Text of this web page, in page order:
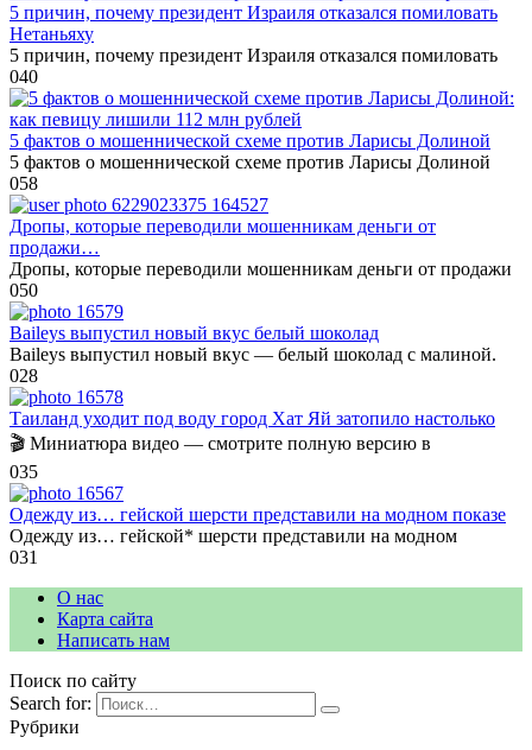
5 причин, почему президент Израиля отказался помиловать
Нетаньяху
5 причин, почему президент Израиля отказался помиловать
040
5 фактов о мошеннической схеме против Ларисы Долиной
5 фактов о мошеннической схеме против Ларисы Долиной
058
Дропы, которые переводили мошенникам деньги от
продажи…
Дропы, которые переводили мошенникам деньги от продажи
050
Baileys выпустил новый вкус белый шоколад
Baileys выпустил новый вкус — белый шоколад с малиной.
028
Таиланд уходит под воду город Хат Яй затопило настолько
🎬 Миниатюра видео — смотрите полную версию в
035
Одежду из… гейской шерсти представили на модном показе
Одежду из… гейской* шерсти представили на модном
031
О нас
Карта сайта
Написать нам
Поиск по сайту
Search for:
Рубрики